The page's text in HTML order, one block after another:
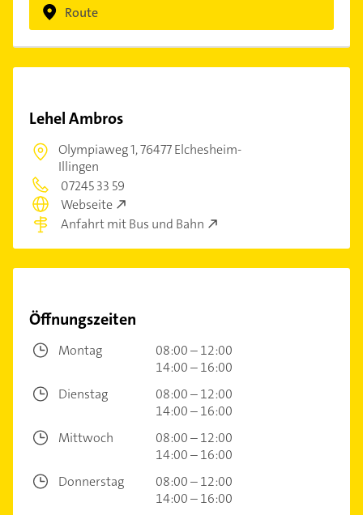
Route
Lehel Ambros
Olympiaweg 1,76477 Elchesheim-
Illingen
07245 33 59
Webseite
Anfahrt mit Bus und Bahn
Öffnungszeiten
Montag
08:00 – 12:00
14:00 – 16:00
Dienstag
08:00 – 12:00
14:00 – 16:00
Mittwoch
08:00 – 12:00
14:00 – 16:00
Donnerstag
08:00 – 12:00
14:00 – 16:00